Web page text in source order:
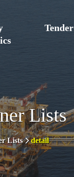
Tender
Lists
Lists detail